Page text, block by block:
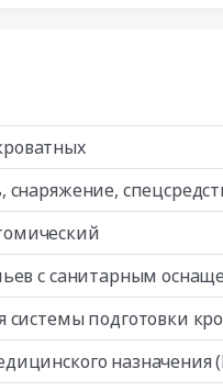
снаряжение,
с санитарным
системы подготовки